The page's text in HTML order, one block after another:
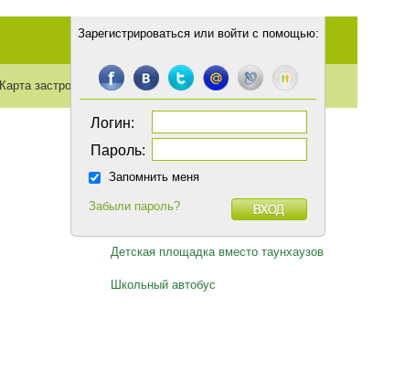
Карта застройки Транспорт Статьи
Зарегистрироватьсяили войти с помощью:
Логин:
Пароль:
Запомнить меня
Забыли пароль?
Детская площадка вместо таунхаузов
Школьный автобус